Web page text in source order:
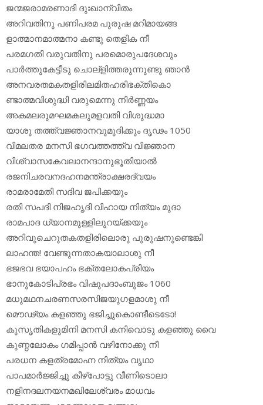
ജന്മജരാമരണാദി ദുഃഖാന്വിതം
അറിവതിനു പണിപരമ പുരുഷ മറിമായങ്ങ
ളാത്മാനമാത്മനാ കണ്ടു തെളിക നീ
പരമഗതി വരുവതിനു പരമൊരുപദേശവും
പാര്‍ത്തുകേട്ടീടു ചൊല്‌ളിത്തരുന്നുണ്ടു ഞാന്‍
അനവരതമകതളിരിലമിതഹരിഭക്തികൊ
ണ്ടാത്മവിശുദ്ധി വരുമെന്നു നിര്‍ണ്ണയം
അകമലരുമഘമകലുമളവതി വിശുദ്ധമാ
യാശു തത്ത്വജ്ഞാനവുമുദിക്കും ദൃഢം 1050
വിമലതര മനസി ഭഗവത്തത്ത്വ വിജ്ഞാന
വിശ്വാസകേവലാനന്ദാനുഭൂതിയാല്‍
രജനിചരവനദഹനമന്ത്രാക്ഷരദ്വയം
രാമരാമേതി സദിവ ജപിക്കയും
രതി സപദി നിജഹൃദി വിഹായ നിത്യം മുദാ
രാമപാദ ധ്യാനമുള്ളിലുറയ്ക്കയും
അറിവുചെറുതകതളിരിലൊരു പുരുഷനുണ്ടെങ്കി
ലാഹന്ത! വേണ്ടുന്നതാകയാലാശു നീ
ഭജഭവ ഭയാപഹം ഭക്തലോകപ്രിയം
ഭാനുകോടിപ്രഭം വിഷുപദാംബുജം 1060
മധുമഥനചരണസരസിജയുഗളമാശു നീ
മൌഢ്യം കളഞ്ഞു ഭജിച്ചുകൊണ്ടീടെടോ!
കുസൃതികളുമിനി മനസി കനിവൊടു കളഞ്ഞു വൈ
കുണ്ഠലോകം ഗമിപ്പാന്‍ വഴിനോക്കു നീ
പരധന കളത്രമോഹ്ന നിത്യം വൃഥാ
പാപമാര്‍ജ്ജിച്ചു കീഴ്‌പോട്ടു വീണിടൊലാ
നളിനദലനയനമഖിലേശ്വരം മാധവം